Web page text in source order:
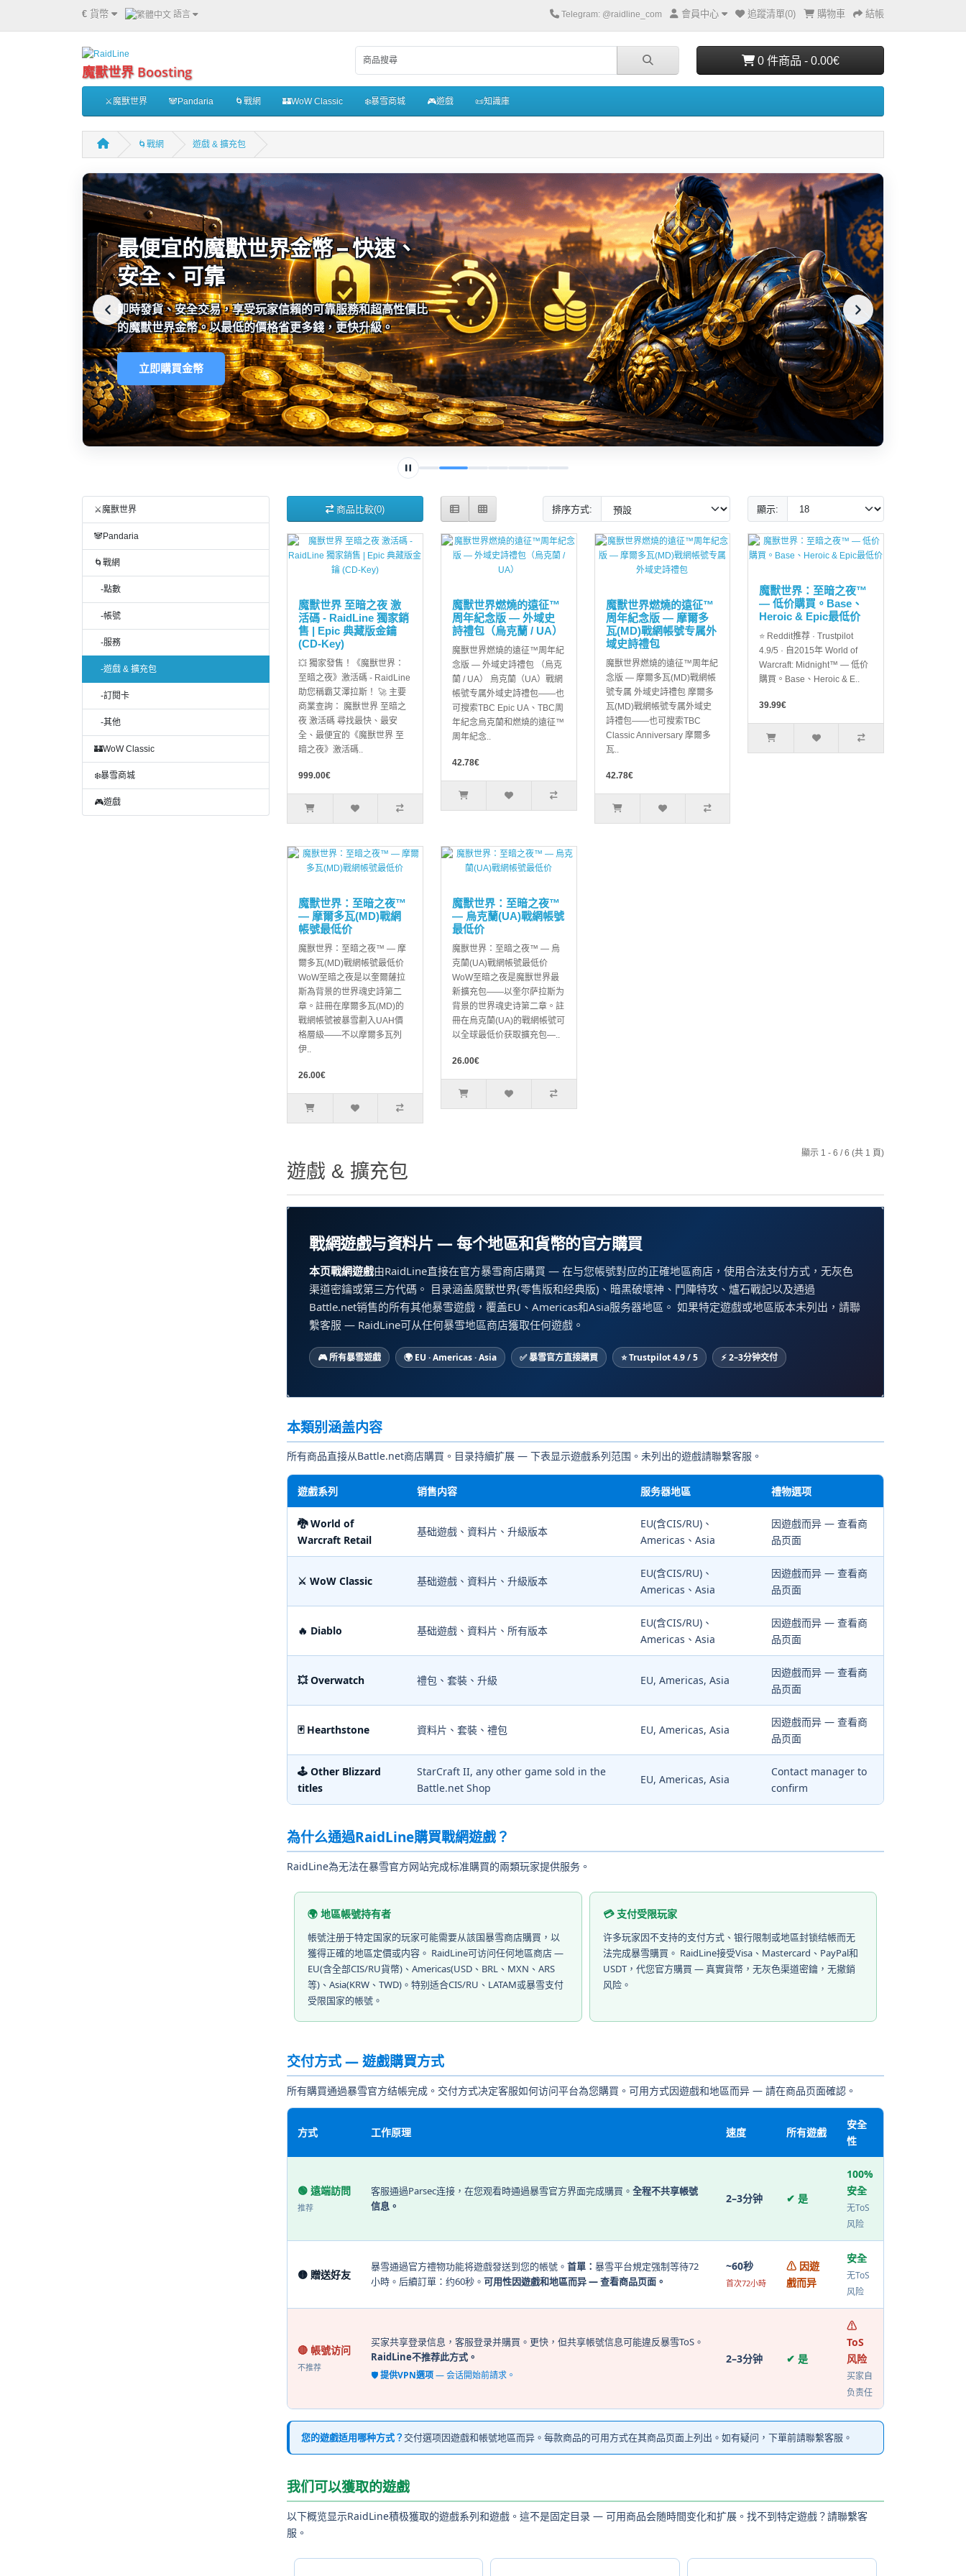
€ 貨幣 語言 Telegram: @raidline_com 會員中心 追蹤清單(0) 購物車 結帳
魔獸世界 Boosting
0 件商品 - 0.00€
⚔️魔獸世界 🐼Pandaria 🌀戰網 🏰WoW Classic ❄️暴雪商城 🎮遊戲 📜知識庫
🌀戰網 遊戲 & 擴充包
最便宜的魔獸世界金幣 – 快速、
安全、可靠
即時發貨、安全交易，享受玩家信賴的可靠服務和超高性價比
的魔獸世界金幣。以最低的價格省更多錢，更快升級。
立即購買金幣
⚔️魔獸世界
🐼Pandaria
🌀戰網
-點數
-帳號
-服務
-遊戲 & 擴充包
-訂閱卡
-其他
🏰WoW Classic
❄️暴雪商城
🎮遊戲
商品比較(0) 排序方式: 顯示:
魔獸世界 至暗之夜 激
活碼 - RaidLine 獨家銷
售 | Epic 典藏版金鑰
(CD-Key)
💥 獨家發售！《魔獸世界：
至暗之夜》激活碼 - RaidLine
助您稱霸艾澤拉斯！ 🚀 主要
商業查詢： 魔獸世界 至暗之
夜 激活碼 尋找最快、最安
全、最便宜的《魔獸世界 至
暗之夜》激活碼..
999.00€
魔獸世界燃燒的遠征™
周年紀念版 — 外域史
詩禮包（烏克蘭 / UA）
魔獸世界燃燒的遠征™周年紀
念版 — 外域史詩禮包 （烏克
蘭 / UA） 烏克蘭（UA）戰網
帳號专属外域史詩禮包——也
可搜索TBC Epic UA、TBC周
年紀念烏克蘭和燃燒的遠征™
周年紀念..
42.78€
魔獸世界燃燒的遠征™
周年紀念版 — 摩爾多
瓦(MD)戰網帳號专属外
域史詩禮包
魔獸世界燃燒的遠征™周年紀
念版 — 摩爾多瓦(MD)戰網帳
號专属 外域史詩禮包 摩爾多
瓦(MD)戰網帳號专属外域史
詩禮包——也可搜索TBC
Classic Anniversary 摩爾多
瓦..
42.78€
魔獸世界：至暗之夜™
— 低价購買。Base、
Heroic & Epic最低价
⭐ Reddit推荐 · Trustpilot
4.9/5 · 自2015年 World of
Warcraft: Midnight™ — 低价
購買。Base、Heroic & E..
39.99€
魔獸世界：至暗之夜™
— 摩爾多瓦(MD)戰網
帳號最低价
魔獸世界：至暗之夜™ — 摩
爾多瓦(MD)戰網帳號最低价
WoW至暗之夜是以奎爾薩拉
斯為背景的世界魂史詩第二
章。註冊在摩爾多瓦(MD)的
戰網帳號被暴雪劃入UAH價
格層級——不以摩爾多瓦列
伊..
26.00€
魔獸世界：至暗之夜™
— 烏克蘭(UA)戰網帳號
最低价
魔獸世界：至暗之夜™ — 烏
克蘭(UA)戰網帳號最低价
WoW至暗之夜是魔獸世界最
新擴充包——以奎尔萨拉斯为
背景的世界魂史诗第二章。註
冊在烏克蘭(UA)的戰網帳號可
以全球最低价获取擴充包—..
26.00€
顯示 1 - 6 / 6 (共 1 頁)
遊戲 & 擴充包
戰網遊戲与資料片 — 每个地區和貨幣的官方購買
本页戰網遊戲由RaidLine直接在官方暴雪商店購買 — 在与您帳號對应的正確地區商店，使用合法支付方式，无灰色
渠道密鑰或第三方代碼。 目录涵盖魔獸世界(零售版和经典版)、暗黑破壞神、鬥陣特攻、爐石戰記以及通過
Battle.net销售的所有其他暴雪遊戲，覆盖EU、Americas和Asia服务器地區。 如果特定遊戲或地區版本未列出，請聯
繫客服 — RaidLine可从任何暴雪地區商店獲取任何遊戲。
🎮 所有暴雪遊戲 🌍 EU · Americas · Asia ✅ 暴雪官方直接購買 ⭐ Trustpilot 4.9 / 5 ⚡ 2–3分钟交付
本類别涵盖内容
所有商品直接从Battle.net商店購買。目录持續扩展 — 下表显示遊戲系列范围。未列出的遊戲請聯繫客服。
遊戲系列 销售内容 服务器地區 禮物選项
🐉 World of
Warcraft Retail
基础遊戲、資料片、升級版本
EU(含CIS/RU)、
Americas、Asia
因遊戲而异 — 查看商
品页面
⚔️ WoW Classic 基础遊戲、資料片、升級版本
EU(含CIS/RU)、
Americas、Asia
因遊戲而异 — 查看商
品页面
🔥 Diablo 基础遊戲、資料片、所有版本
EU(含CIS/RU)、
Americas、Asia
因遊戲而异 — 查看商
品页面
💥 Overwatch 禮包、套裝、升級 EU, Americas, Asia
因遊戲而异 — 查看商
品页面
🃏 Hearthstone 資料片、套裝、禮包 EU, Americas, Asia
因遊戲而异 — 查看商
品页面
🕹️ Other Blizzard
titles
StarCraft II, any other game sold in the
Battle.net Shop
EU, Americas, Asia
Contact manager to
confirm
為什么通過RaidLine購買戰網遊戲？
RaidLine為无法在暴雪官方网站完成标准購買的兩類玩家提供服务。
🌍 地區帳號持有者
帳號注册于特定国家的玩家可能需要从該国暴雪商店購買，以
獲得正確的地區定價或内容。 RaidLine可访问任何地區商店 —
EU(含全部CIS/RU貨幣)、Americas(USD、BRL、MXN、ARS
等)、Asia(KRW、TWD)。特别适合CIS/RU、LATAM或暴雪支付
受限国家的帳號。
💳 支付受限玩家
许多玩家因不支持的支付方式、银行限制或地區封锁结帳而无
法完成暴雪購買。 RaidLine接受Visa、Mastercard、PayPal和
USDT，代您官方購買 — 真實貨幣，无灰色渠道密鑰，无撤銷
风险。
交付方式 — 遊戲購買方式
所有購買通過暴雪官方结帳完成。交付方式决定客服如何访问平台為您購買。可用方式因遊戲和地區而异 — 請在商品页面確認。
方式 工作原理 速度 所有遊戲
安全
性
🟢 遠端訪問
推荐
客服通過Parsec连接，在您观看時通過暴雪官方界面完成購買。 全程不共享帳號
信息。
2–3分钟 ✔ 是
100%
安全
无ToS
风险
🟡 贈送好友
暴雪通過官方禮物功能将遊戲發送到您的帳號。 首單： 暴雪平台規定强制等待72
小時。后續訂單：约60秒。 可用性因遊戲和地區而异 — 查看商品页面。
~60秒
首次72小時
⚠ 因遊
戲而异
安全
无ToS
风险
🔴 帳號访问
不推荐
买家共享登录信息，客服登录并購買。更快，但共享帳號信息可能違反暴雪ToS。
RaidLine不推荐此方式。
🛡️提供VPN選项— 会话開始前請求。
2–3分钟 ✔ 是
⚠
ToS
风险
买家自
负责任
您的遊戲适用哪种方式？交付選项因遊戲和帳號地區而异。每款商品的可用方式在其商品页面上列出。如有疑问，下單前請聯繫客服。
我们可以獲取的遊戲
以下概览显示RaidLine積极獲取的遊戲系列和遊戲。這不是固定目录 — 可用商品会随時間变化和扩展。找不到特定遊戲？請聯繫客
服。